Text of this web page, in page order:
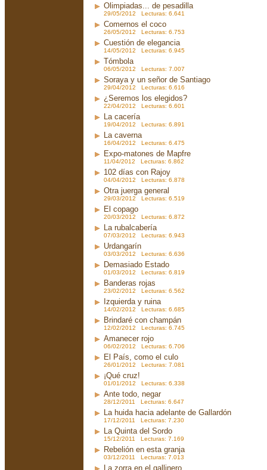
Olimpiadas... de pesadilla
29/05/2012 Lecturas: 6.641
Comernos el coco
26/05/2012 Lecturas: 6.753
Cuestión de elegancia
14/05/2012 Lecturas: 6.945
Tómbola
06/05/2012 Lecturas: 7.007
Soraya y un señor de Santiago
29/04/2012 Lecturas: 6.616
¿Seremos los elegidos?
22/04/2012 Lecturas: 6.601
La cacería
19/04/2012 Lecturas: 6.891
La caverna
16/04/2012 Lecturas: 6.475
Expo-matones de Mapfre
11/04/2012 Lecturas: 6.862
102 días con Rajoy
04/04/2012 Lecturas: 6.878
Otra juerga general
29/03/2012 Lecturas: 6.519
El copago
20/03/2012 Lecturas: 6.872
La rubalcabería
07/03/2012 Lecturas: 6.943
Urdangarín
03/03/2012 Lecturas: 6.636
Demasiado Estado
01/03/2012 Lecturas: 6.819
Banderas rojas
23/02/2012 Lecturas: 6.562
Izquierda y ruina
14/02/2012 Lecturas: 6.685
Brindaré con champán
12/02/2012 Lecturas: 6.745
Amanecer rojo
06/02/2012 Lecturas: 6.706
El País, como el culo
26/01/2012 Lecturas: 7.081
¡Qué cruz!
01/01/2012 Lecturas: 6.338
Ante todo, negar
28/12/2011 Lecturas: 6.647
La huida hacia adelante de Gallardón
17/12/2011 Lecturas: 7.230
La Quinta del Sordo
15/12/2011 Lecturas: 7.169
Rebelión en esta granja
03/12/2011 Lecturas: 7.013
La zorra en el gallinero